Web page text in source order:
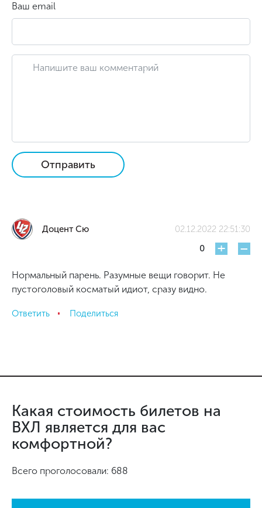
Ваш email
Отправить
Доцент Сю
02.12.2022 22:51:30
0
+ -
Нормальный парень. Разумные вещи говорит. Не
пустоголовый косматый идиот, сразу видно.
Ответить Поделиться
Какая стоимость билетов на
ВХЛ является для вас
комфортной?
Всего проголосовали: 688